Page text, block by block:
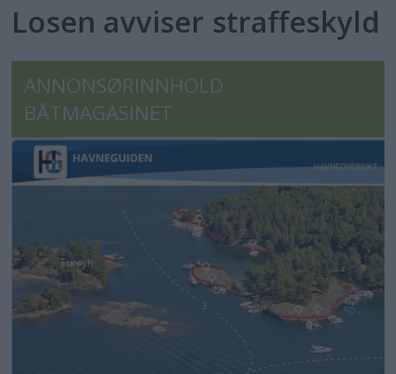
Losen avviser straffeskyld
ANNONSØRINNHOLD
BÅTMAGASINET